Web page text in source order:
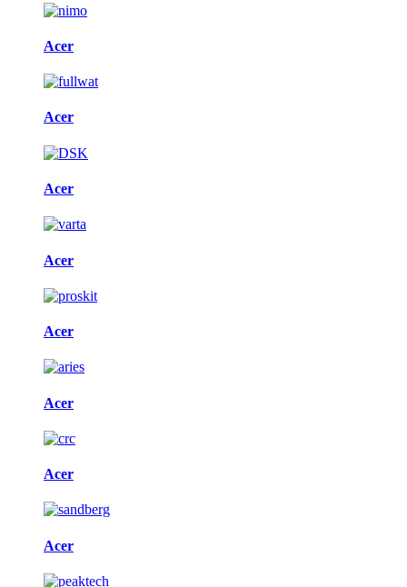
Acer
Acer
Acer
Acer
Acer
Acer
Acer
Acer